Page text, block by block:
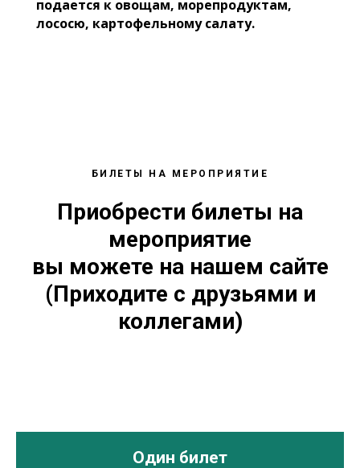
подается к овощам, морепродуктам,
лососю, картофельному салату.
БИЛЕТЫ НА МЕРОПРИЯТИЕ
Приобрести билеты на
мероприятие
вы можете на нашем сайте
(Приходите с друзьями и
коллегами)
Один билет